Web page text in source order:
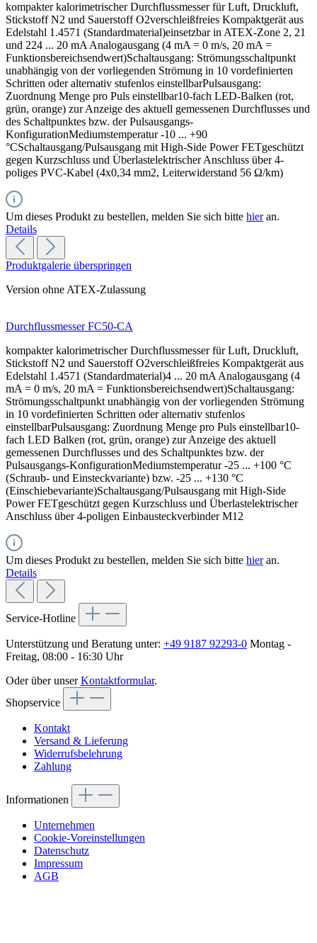
kompakter kalorimetrischer Durchflussmesser für Luft, Druckluft,
Stickstoff N2 und Sauerstoff O2verschleißfreies Kompaktgerät aus
Edelstahl 1.4571 (Standardmaterial)einsetzbar in ATEX-Zone 2, 21
und 224 ... 20 mA Analogausgang (4 mA = 0 m/s, 20 mA =
Funktionsbereichsendwert)Schaltausgang: Strömungsschaltpunkt
unabhängig von der vorliegenden Strömung in 10 vordefinierten
Schritten oder alternativ stufenlos einstellbarPulsausgang:
Zuordnung Menge pro Puls einstellbar10-fach LED-Balken (rot,
grün, orange) zur Anzeige des aktuell gemessenen Durchflusses und
des Schaltpunktes bzw. der Pulsausgangs-
KonfigurationMediumstemperatur -10 ... +90
°CSchaltausgang/Pulsausgang mit High-Side Power FETgeschützt
gegen Kurzschluss und Überlastelektrischer Anschluss über 4-
poliges PVC-Kabel (4x0,34 mm2, Leiterwiderstand 56 Ω/km)
Um dieses Produkt zu bestellen, melden Sie sich bitte hieran.
Details
Produktgalerie überspringen
Version ohne ATEX-Zulassung
Durchflussmesser FC50-CA
kompakter kalorimetrischer Durchflussmesser für Luft, Druckluft,
Stickstoff N2 und Sauerstoff O2verschleißfreies Kompaktgerät aus
Edelstahl 1.4571 (Standardmaterial)4 ... 20 mA Analogausgang (4
mA = 0 m/s, 20 mA = Funktionsbereichsendwert)Schaltausgang:
Strömungsschaltpunkt unabhängig von der vorliegenden Strömung
in 10 vordefinierten Schritten oder alternativ stufenlos
einstellbarPulsausgang: Zuordnung Menge pro Puls einstellbar10-
fach LED Balken (rot, grün, orange) zur Anzeige des aktuell
gemessenen Durchflusses und des Schaltpunktes bzw. der
Pulsausgangs-KonfigurationMediumstemperatur -25 ... +100 °C
(Schraub- und Einsteckvariante) bzw. -25 ... +130 °C
(Einschiebevariante)Schaltausgang/Pulsausgang mit High-Side
Power FETgeschützt gegen Kurzschluss und Überlastelektrischer
Anschluss über 4-poligen Einbausteckverbinder M12
Um dieses Produkt zu bestellen, melden Sie sich bitte hieran.
Details
Service-Hotline
Unterstützung und Beratung unter: +49 9187 92293-0 Montag -
Freitag, 08:00 - 16:30 Uhr
Oder über unserKontaktformular.
Shopservice
Kontakt
Versand & Lieferung
Widerrufsbelehrung
Zahlung
Informationen
Unternehmen
Cookie-Voreinstellungen
Datenschutz
Impressum
AGB